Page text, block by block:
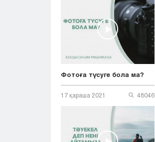
Фотоға түсуге бола ма?
17 қараша 2021 48046